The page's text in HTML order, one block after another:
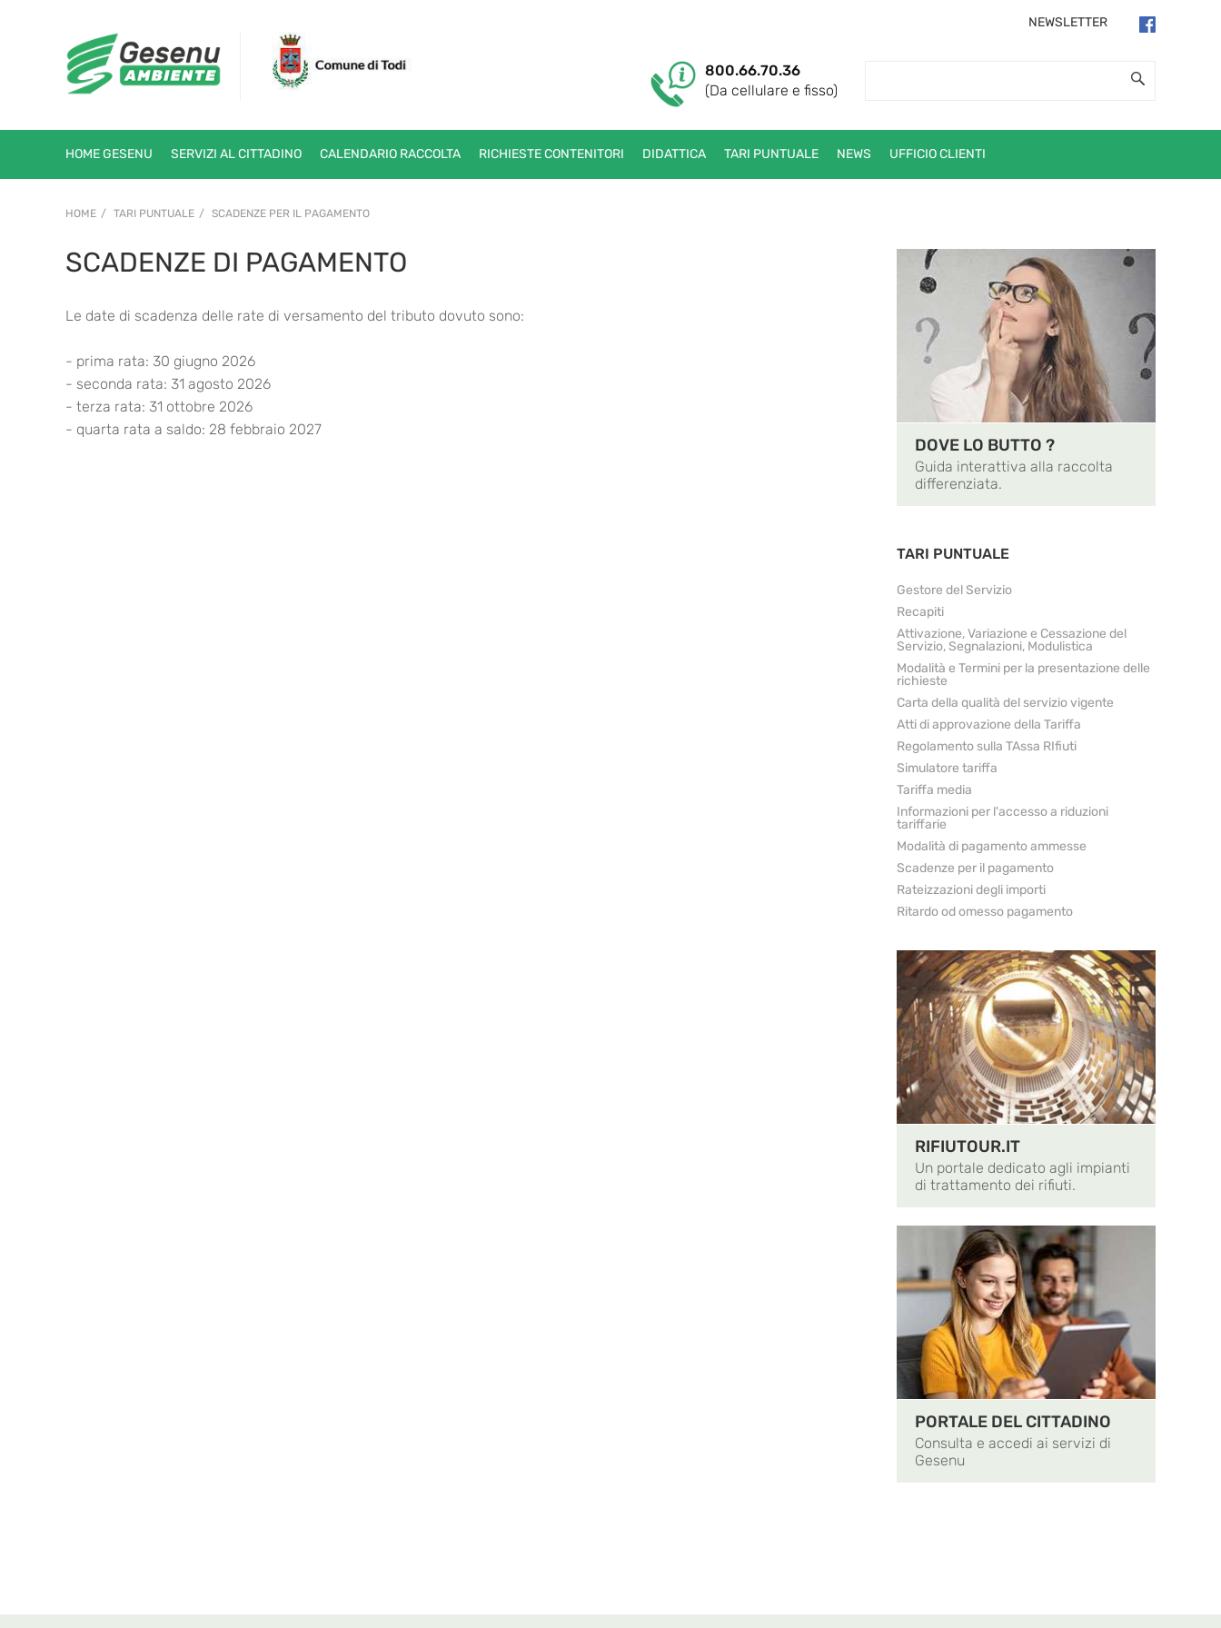
NEWSLETTER
800.66.70.36
(Da cellulare e fisso)
HOME GESENU SERVIZI AL CITTADINO CALENDARIO RACCOLTA RICHIESTE CONTENITORI DIDATTICA TARI PUNTUALE NEWS UFFICIO CLIENTI
HOME TARI PUNTUALE SCADENZE PER IL PAGAMENTO
SCADENZE DI PAGAMENTO
Le date di scadenza delle rate di versamento del tributo dovuto sono:
- prima rata: 30 giugno 2026
- seconda rata: 31 agosto 2026
- terza rata: 31 ottobre 2026
- quarta rata a saldo: 28 febbraio 2027
DOVE LO BUTTO ?
Guida interattiva alla raccolta
differenziata.
TARI PUNTUALE
Gestore del Servizio
Recapiti
Attivazione, Variazione e Cessazione del
Servizio, Segnalazioni, Modulistica
Modalità e Termini per la presentazione delle
richieste
Carta della qualità del servizio vigente
Atti di approvazione della Tariffa
Regolamento sulla TAssa RIfiuti
Simulatore tariffa
Tariffa media
Informazioni per l'accesso a riduzioni
tariffarie
Modalità di pagamento ammesse
Scadenze per il pagamento
Rateizzazioni degli importi
Ritardo od omesso pagamento
RIFIUTOUR.IT
Un portale dedicato agli impianti
di trattamento dei rifiuti.
PORTALE DEL CITTADINO
Consulta e accedi ai servizi di
Gesenu